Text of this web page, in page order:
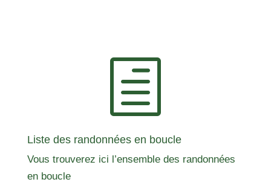
h
Liste des randonnées en boucle
Vous trouverez ici l’ensemble des randonnées
en boucle